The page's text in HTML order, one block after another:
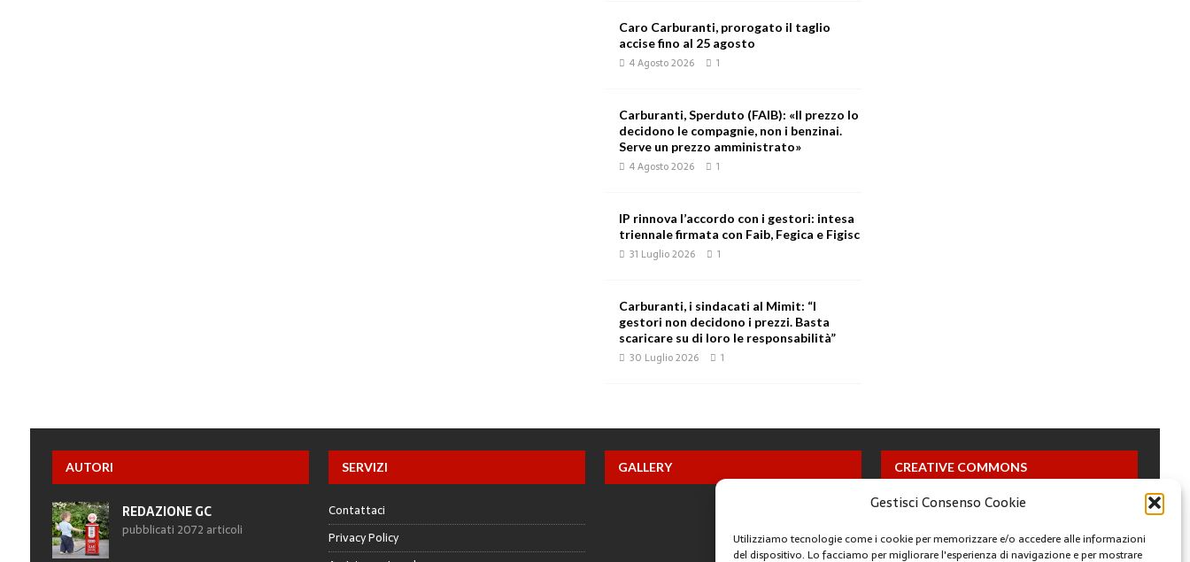
Gestisci Consenso Cookie
Utilizziamo tecnologie come i cookie per memorizzare e/o accedere alle informazioni
del dispositivo. Lo facciamo per migliorare l'esperienza di navigazione e per mostrare
Caro Carburanti, prorogato il taglio
accise fino al 25 agosto
4 Agosto 2026 1
Carburanti, Sperduto (FAIB): «Il prezzo lo
decidono le compagnie, non i benzinai.
Serve un prezzo amministrato»
4 Agosto 2026 1
IP rinnova l’accordo con i gestori: intesa
triennale firmata con Faib, Fegica e Figisc
31 Luglio 2026 1
Carburanti, i sindacati al Mimit: “I
gestori non decidono i prezzi. Basta
scaricare su di loro le responsabilità”
30 Luglio 2026 1
AUTORI
REDAZIONE GC
pubblicati 2072 articoli
SERVIZI
Contattaci
Privacy Policy
GALLERY CREATIVE COMMONS
Questa opera è concessa in licenza con i termini